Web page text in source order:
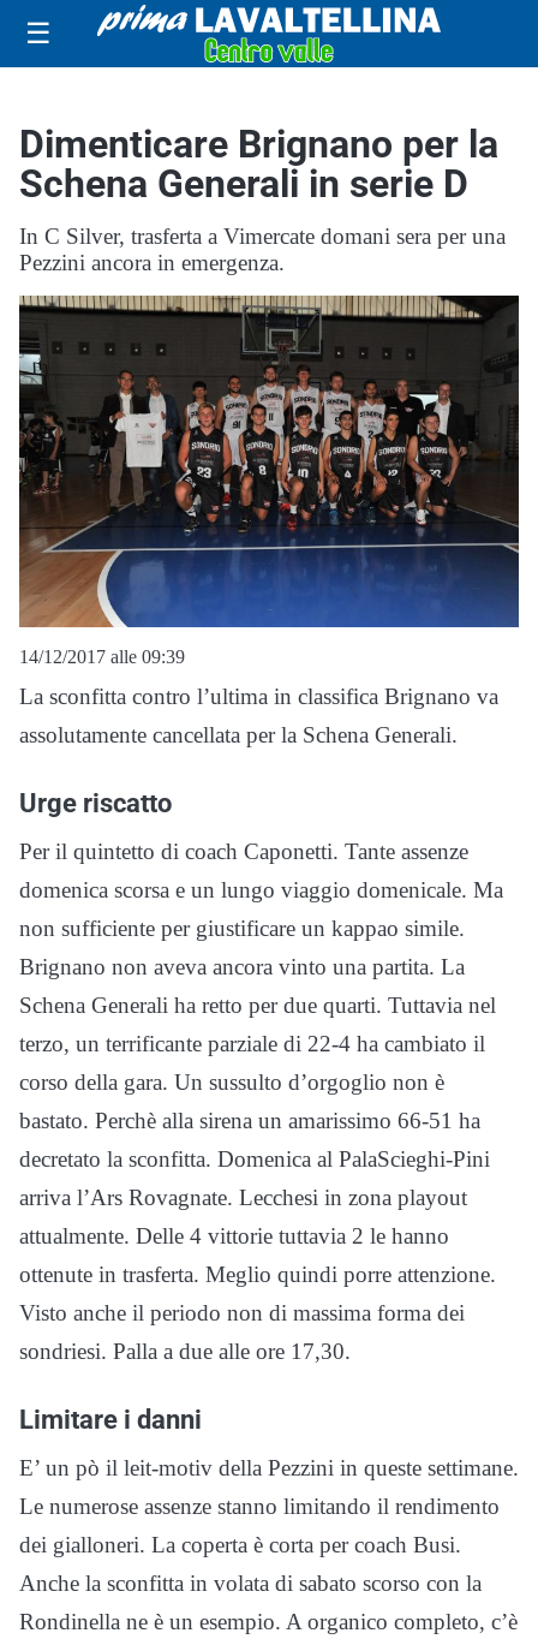
☰
Dimenticare Brignano per la
Schena Generali in serie D
In C Silver, trasferta a Vimercate domani sera per una
Pezzini ancora in emergenza.
14/12/2017 alle 09:39
La sconfitta contro l’ultima in classifica Brignano va
assolutamente cancellata per la Schena Generali.
Urge riscatto
Per il quintetto di coach Caponetti. Tante assenze
domenica scorsa e un lungo viaggio domenicale. Ma
non sufficiente per giustificare un kappao simile.
Brignano non aveva ancora vinto una partita. La
Schena Generali ha retto per due quarti. Tuttavia nel
terzo, un terrificante parziale di 22-4 ha cambiato il
corso della gara. Un sussulto d’orgoglio non è
bastato. Perchè alla sirena un amarissimo 66-51 ha
decretato la sconfitta. Domenica al PalaScieghi-Pini
arriva l’Ars Rovagnate. Lecchesi in zona playout
attualmente. Delle 4 vittorie tuttavia 2 le hanno
ottenute in trasferta. Meglio quindi porre attenzione.
Visto anche il periodo non di massima forma dei
sondriesi. Palla a due alle ore 17,30.
Limitare i danni
E’ un pò il leit-motiv della Pezzini in queste settimane.
Le numerose assenze stanno limitando il rendimento
dei gialloneri. La coperta è corta per coach Busi.
Anche la sconfitta in volata di sabato scorso con la
Rondinella ne è un esempio. A organico completo, c’è